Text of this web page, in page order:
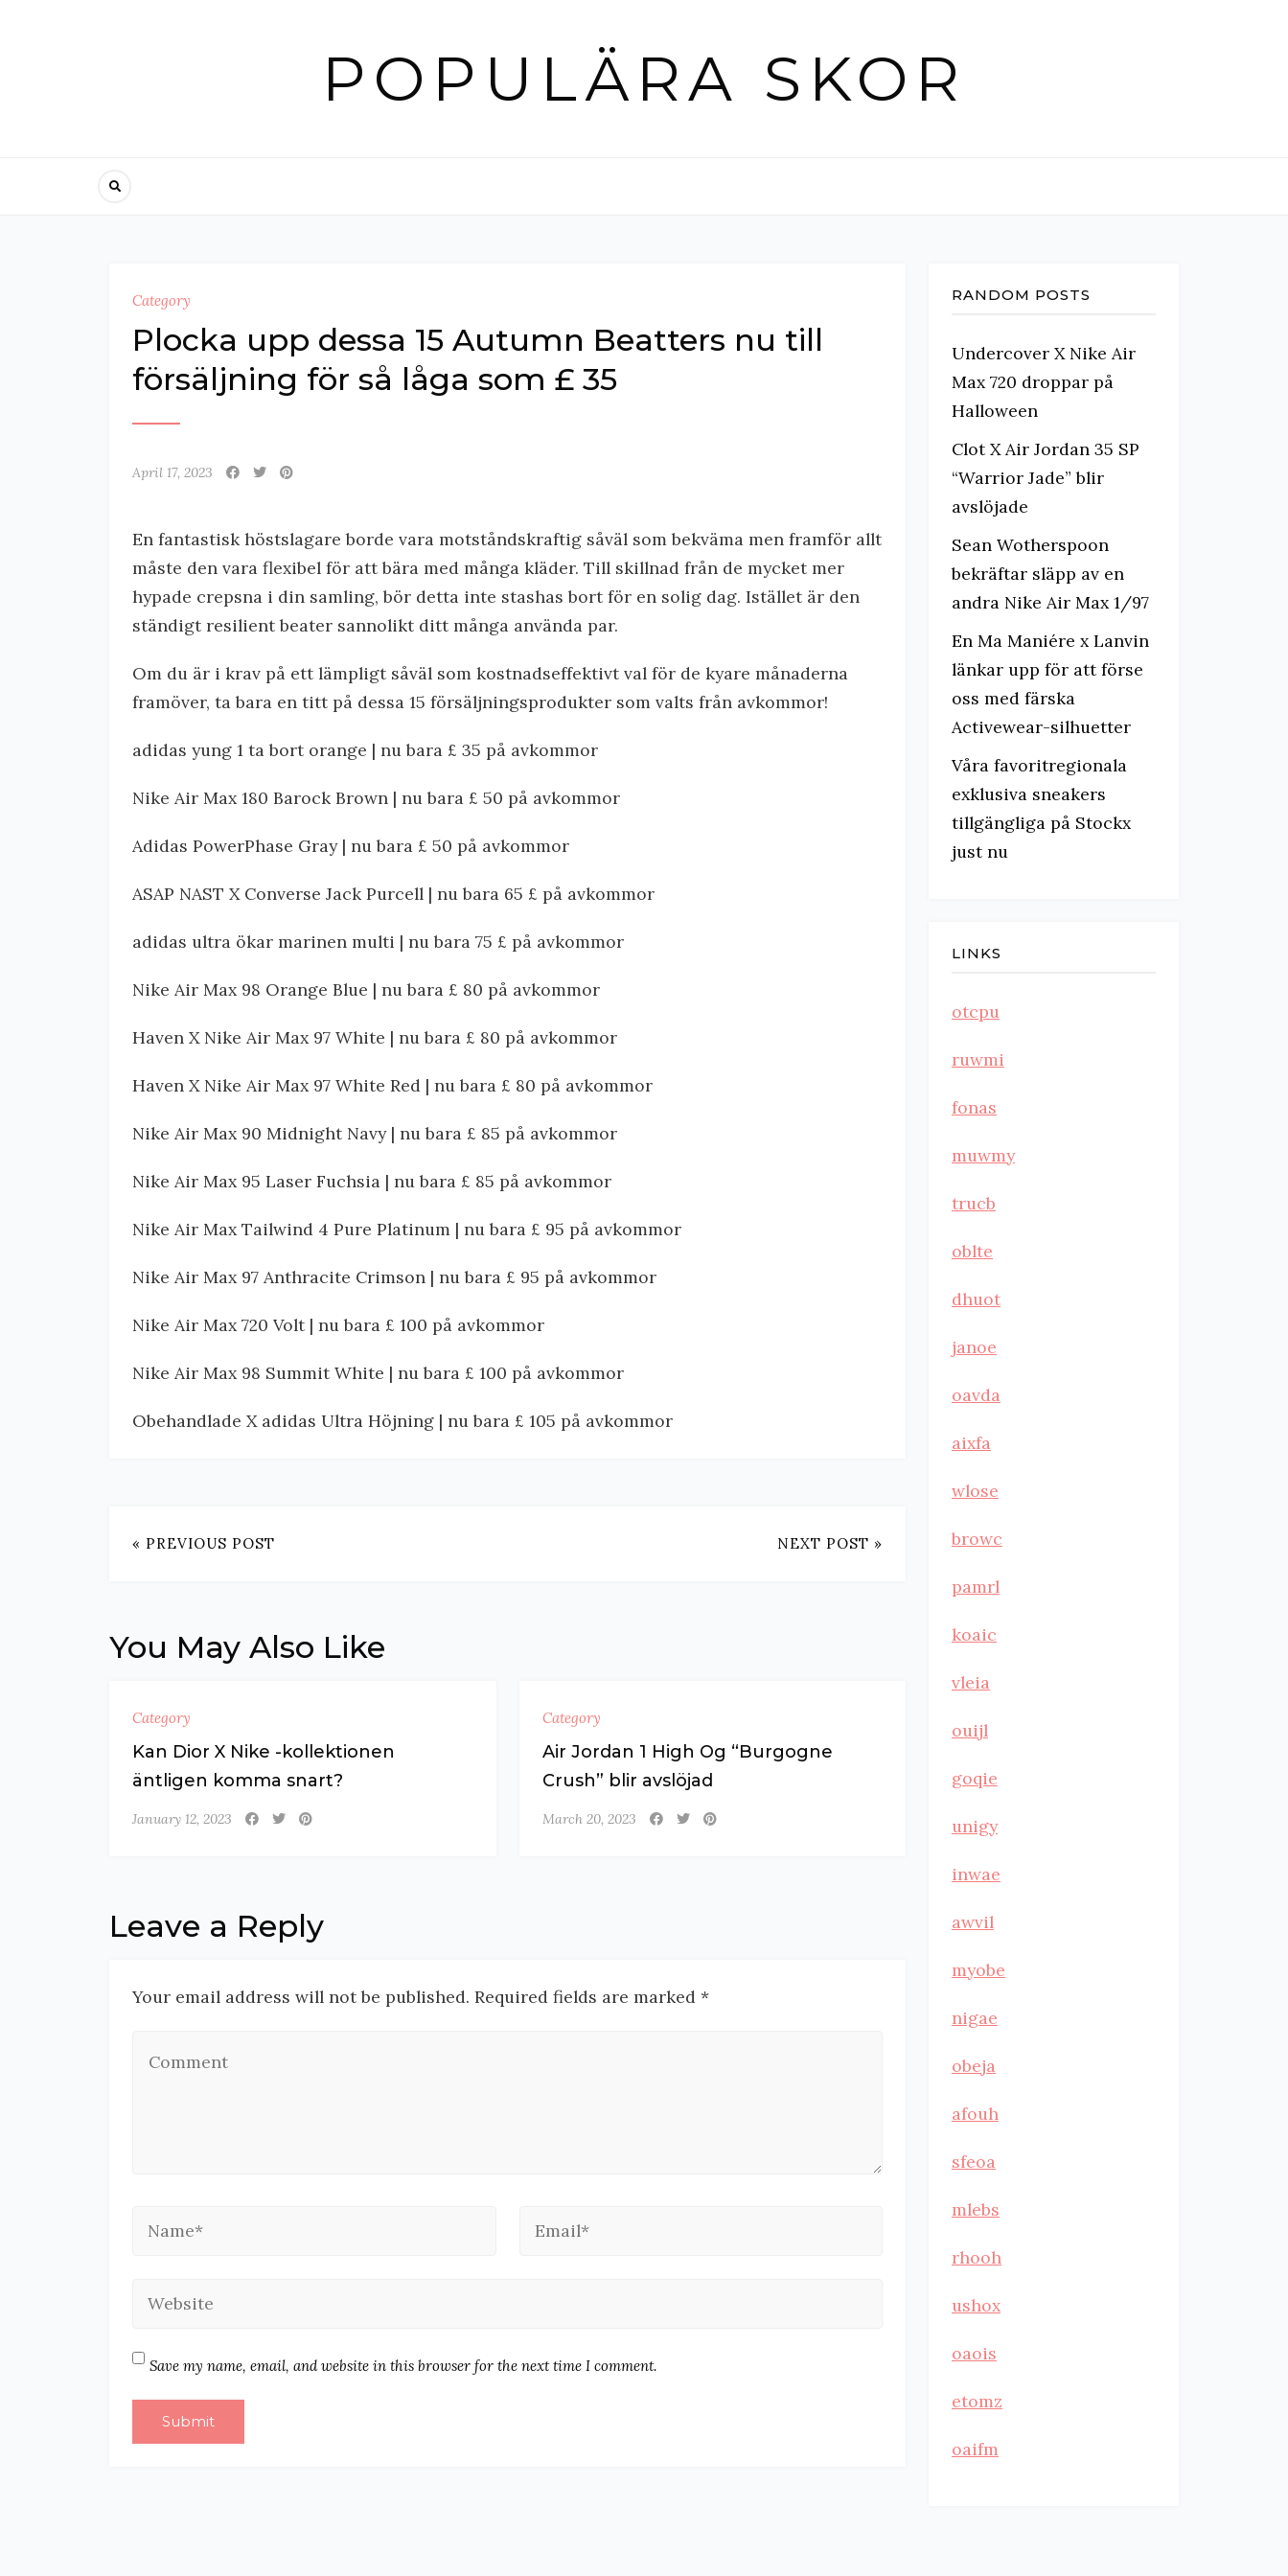
POPULÄRA SKOR
Category
Plocka upp dessa 15 Autumn Beatters nu till
försäljning för så låga som £ 35
April 17, 2023
En fantastisk höstslagare borde vara motståndskraftig såväl som bekväma men framför allt
måste den vara flexibel för att bära med många kläder. Till skillnad från de mycket mer
hypade crepsna i din samling, bör detta inte stashas bort för en solig dag. Istället är den
ständigt resilient beater sannolikt ditt många använda par.
Om du är i krav på ett lämpligt såväl som kostnadseffektivt val för de kyare månaderna
framöver, ta bara en titt på dessa 15 försäljningsprodukter som valts från avkommor!
adidas yung 1 ta bort orange | nu bara £ 35 på avkommor
Nike Air Max 180 Barock Brown | nu bara £ 50 på avkommor
Adidas PowerPhase Gray | nu bara £ 50 på avkommor
ASAP NAST X Converse Jack Purcell | nu bara 65 £ på avkommor
adidas ultra ökar marinen multi | nu bara 75 £ på avkommor
Nike Air Max 98 Orange Blue | nu bara £ 80 på avkommor
Haven X Nike Air Max 97 White | nu bara £ 80 på avkommor
Haven X Nike Air Max 97 White Red | nu bara £ 80 på avkommor
Nike Air Max 90 Midnight Navy | nu bara £ 85 på avkommor
Nike Air Max 95 Laser Fuchsia | nu bara £ 85 på avkommor
Nike Air Max Tailwind 4 Pure Platinum | nu bara £ 95 på avkommor
Nike Air Max 97 Anthracite Crimson | nu bara £ 95 på avkommor
Nike Air Max 720 Volt | nu bara £ 100 på avkommor
Nike Air Max 98 Summit White | nu bara £ 100 på avkommor
Obehandlade X adidas Ultra Höjning | nu bara £ 105 på avkommor
« PREVIOUS POST NEXT POST »
You May Also Like
Category
Kan Dior X Nike -kollektionen
äntligen komma snart?
January 12, 2023
Category
Air Jordan 1 High Og “Burgogne
Crush” blir avslöjad
March 20, 2023
Leave a Reply
Your email address will not be published. Required fields are marked *
Save my name, email, and website in this browser for the next time I comment.
RANDOM POSTS
Undercover X Nike Air
Max 720 droppar på
Halloween
Clot X Air Jordan 35 SP
“Warrior Jade” blir
avslöjade
Sean Wotherspoon
bekräftar släpp av en
andra Nike Air Max 1/97
En Ma Maniére x Lanvin
länkar upp för att förse
oss med färska
Activewear-silhuetter
Våra favoritregionala
exklusiva sneakers
tillgängliga på Stockx
just nu
LINKS
otcpu
ruwmi
fonas
muwmy
trucb
oblte
dhuot
janoe
oavda
aixfa
wlose
browc
pamrl
koaic
vleia
ouijl
goqie
unigy
inwae
awvil
myobe
nigae
obeja
afouh
sfeoa
mlebs
rhooh
ushox
oaois
etomz
oaifm